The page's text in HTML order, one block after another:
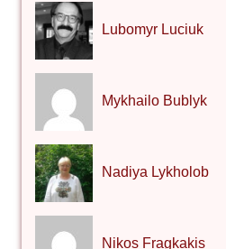
Lubomyr Luciuk
Mykhailo Bublyk
Nadiya Lykholob
Nikos Fragkakis